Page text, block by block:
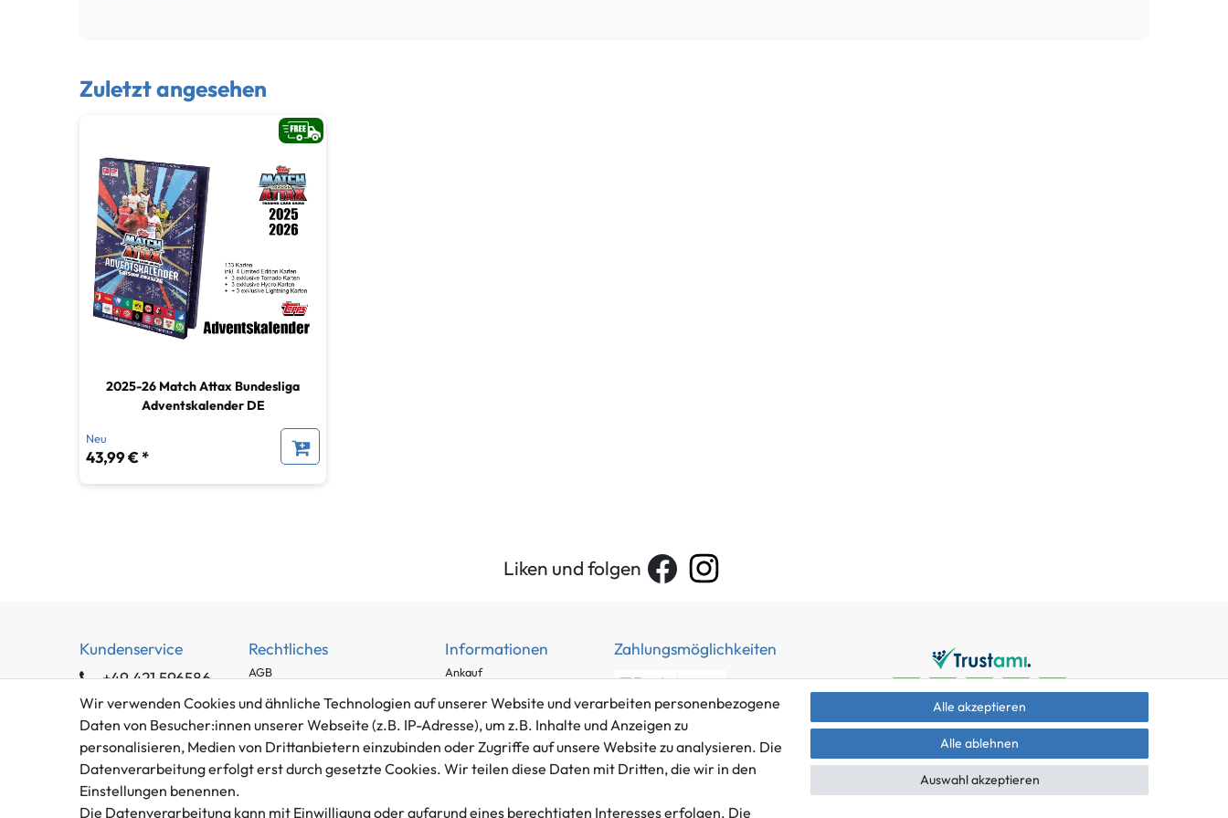
Zuletzt angesehen
2025-26 Match Attax Bundesliga
Adventskalender DE
Neu
43,99 € *
Liken und folgen
Kundenservice
+49 421 596586
Mo. - Fr. 9 - 16 Uhr
info@gameworld.de
Kontaktformular
Rechtliches
AGB
Impressum
Datenschutzerklärung
Barrierefreiheitserklärung
Widerrufs­recht
Informationen
Ankauf
Häufig gestellte Fragen
Zahlung und Versand
Batterieentsorgung
Zahlungsmöglichkeiten
Mitglied im Händlerbund
Wir verwenden Cookies und ähnliche Technologien auf unserer Website und verarbeiten personenbezogene
Daten von Besucher:innen unserer Webseite (z.B. IP-Adresse), um z.B. Inhalte und Anzeigen zu
personalisieren, Medien von Drittanbietern einzubinden oder Zugriffe auf unsere Website zu analysieren. Die
Datenverarbeitung erfolgt erst durch gesetzte Cookies. Wir teilen diese Daten mit Dritten, die wir in den
Einstellungen benennen.
Die Datenverarbeitung kann mit Einwilligung oder aufgrund eines berechtigten Interesses erfolgen. Die
Alle akzeptieren
Alle ablehnen
Auswahl akzeptieren